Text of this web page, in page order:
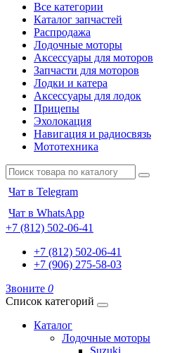
Все категории
Каталог запчастей
Распродажа
Лодочные моторы
Аксессуары для моторов
Запчасти для моторов
Лодки и катера
Аксессуары для лодок
Прицепы
Эхолокация
Навигация и радиосвязь
Мототехника
Чат в Telegram
Чат в WhatsApp
+7 (812) 502-06-41
+7 (812) 502-06-41
+7 (906) 275-58-03
Звоните 0
Список категорий
Каталог
Лодочные моторы
Suzuki